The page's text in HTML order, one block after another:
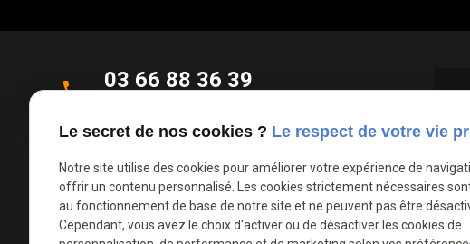
phone 03 66 88 36 39
place
Allée des Roseaux
59270 Bailleul
Le secret de nos cookies ? Le respect de votre vie
Notre site utilise des cookies pour améliorer votre expérience de
offrir un contenu personnalisé. Les cookies strictement nécessaires
au fonctionnement de base de notre site et ne peuvent pas être
Cependant, vous avez le choix d'activer ou de désactiver les cookies de